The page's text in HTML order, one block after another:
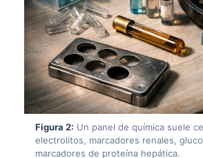
Figura 2: Un panel de química suele
electrolitos, marcadores renales,
marcadores de proteína hepática.